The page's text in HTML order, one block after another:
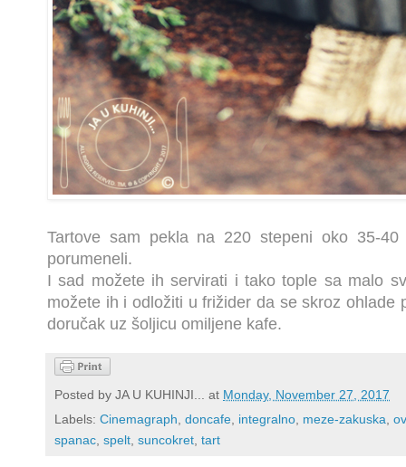
Tartove sam pekla na 220 stepeni oko 35-
porumeneli.
I sad možete ih servirati i tako tople sa malo
možete ih i odložiti u frižider da se skroz ohlade
doručak uz šoljicu omiljene kafe.
Posted by JA U KUHINJI... at Monday, November 27, 2017
Labels: Cinemagraph, doncafe, integralno, meze-zakuska,
spanac, spelt, suncokret, tart